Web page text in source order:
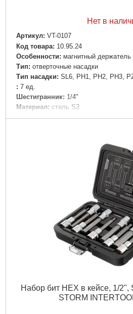
Нет в
Артикул: VT-0107
Код товара: 10.95.24
Особенности: магнитный держатель
Tип: отверточные насадки
Тип на­сад­ки: SL6, PH1, PH2, PH3,
: 7 ед.
Шес­тиг­ран­ник: 1/4"
Материал: сталь S2
Габариты упаковки: 200x95x25 мм
Подробнее...
Набор бит HEX в кейсе, 1/
STORM